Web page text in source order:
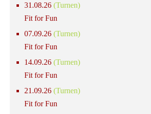
31.08.26 (Turnen)
Fit for Fun
07.09.26 (Turnen)
Fit for Fun
14.09.26 (Turnen)
Fit for Fun
21.09.26 (Turnen)
Fit for Fun